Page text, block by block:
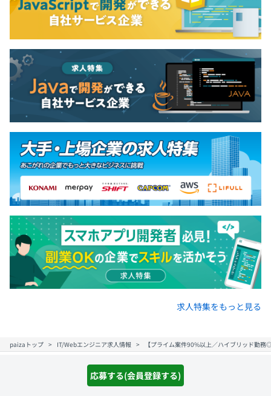
応募する(会員登録する)
求人特集をもっと見る
paizaトップ IT/Webエンジニア求人情報 【プライム案件90%以上／ハイブリッド勤